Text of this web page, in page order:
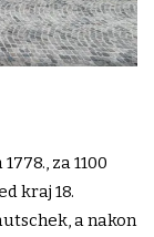
za 1100
kraj 18.
a nakon